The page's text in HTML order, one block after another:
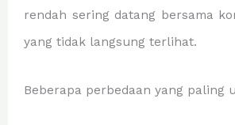
rendah sering datang bersama
yang tidak langsung terlihat.
Beberapa perbedaan yang paling